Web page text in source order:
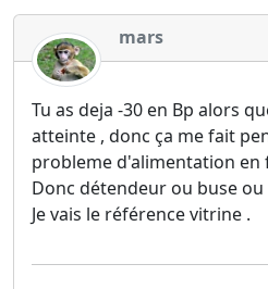
mars
Tu as deja -30 en Bp alors
atteinte , donc ça me fait
probleme d'alimentation en
Donc détendeur ou buse ou
Je vais le référence vitrine .